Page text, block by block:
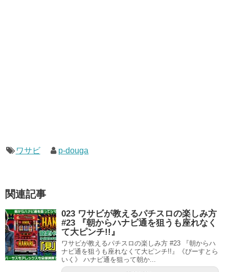
ワサビ p-douga
関連記事
023 ワサビが教えるパチスロの楽しみ方
#23 『朝からハナビ通を狙うも座れなく
て大ピンチ!!』
ワサビが教えるパチスロの楽しみ方 #23 『朝からハ
ナビ通を狙うも座れなくて大ピンチ!!』《ぴーすとら
いく》 ハナビ通を狙って朝か...